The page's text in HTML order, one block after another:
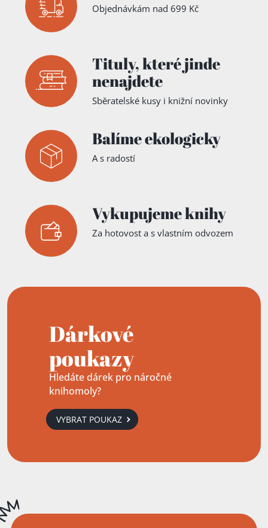
Objednávkám nad 699 Kč
Tituly,které jinde
nenajdete
Sběratelské kusy i knižní novinky
Balíme ekologicky
A s radostí
Vykupujeme knihy
Za hotovost a s vlastním odvozem
Dárkové
poukazy
Hledáte dárek pro náročné
knihomoly?
VYBRAT POUKAZ